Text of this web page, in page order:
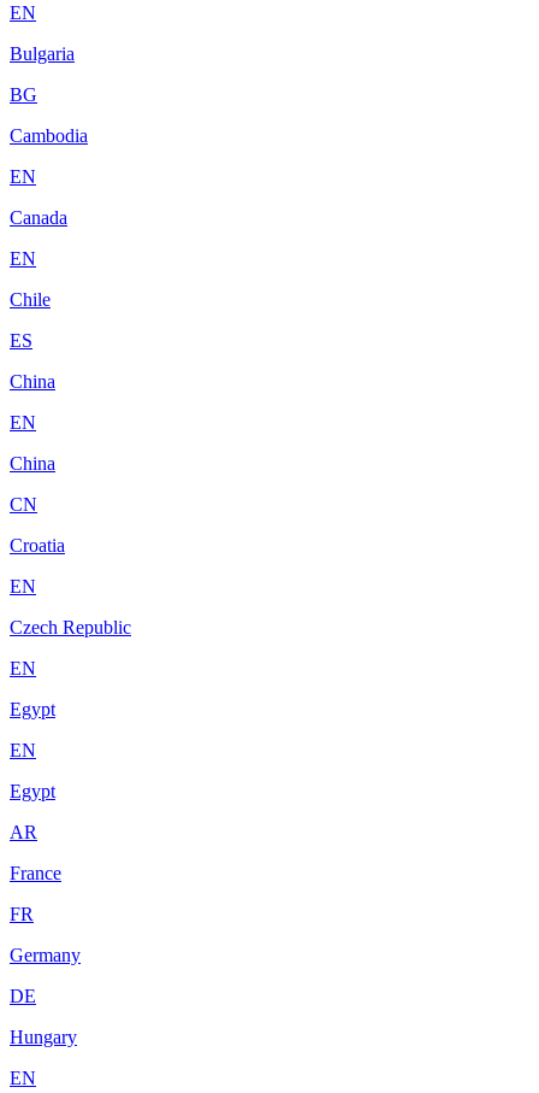
EN
Bulgaria
BG
Cambodia
EN
Canada
EN
Chile
ES
China
EN
China
CN
Croatia
EN
Czech Republic
EN
Egypt
EN
Egypt
AR
France
FR
Germany
DE
Hungary
EN